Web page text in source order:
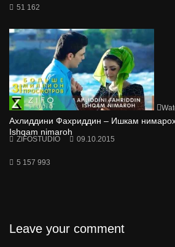
51 162
Ахлиддини Фахриддин – Ишкам
Ishqam nimaroh
ZIFOSTUDIO 09.10.2015
5 157 993
Leave your comment